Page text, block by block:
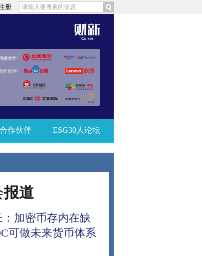
册
合作伙伴 ESG30人论坛
报道
：加密币存内在缺
可做未来货币体系